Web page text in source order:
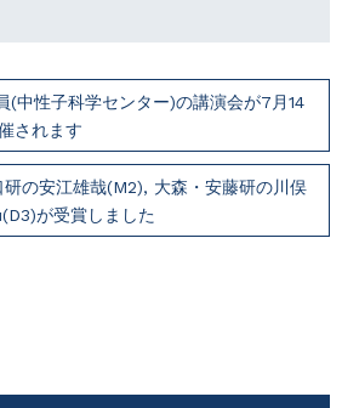
(中性子科学センター)の講演会が7月14
されます
研の安江雄哉(M2), 大森・安藤研の川俣
が受賞しました